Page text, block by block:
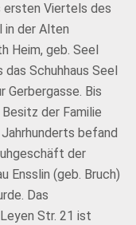
ersten Viertels des
in der Alten
Heim, geb. Seel
Schuhhaus Seel
Gerbergasse. Bis
der Familie
befand
der
Ensslin (geb. Bruch)
Das
Str. 21 ist